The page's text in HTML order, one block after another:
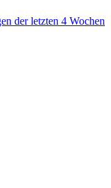
der letzten 4 Wochen